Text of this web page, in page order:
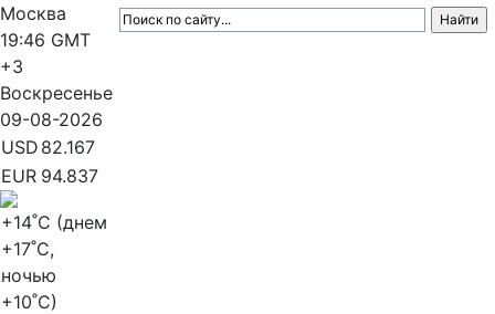
Москва
19:46 GMT
+3
Воскресенье
09-08-2026
USD 82.167
EUR 94.837
+14˚C (днем
+17˚C,
ночью
+10˚C)